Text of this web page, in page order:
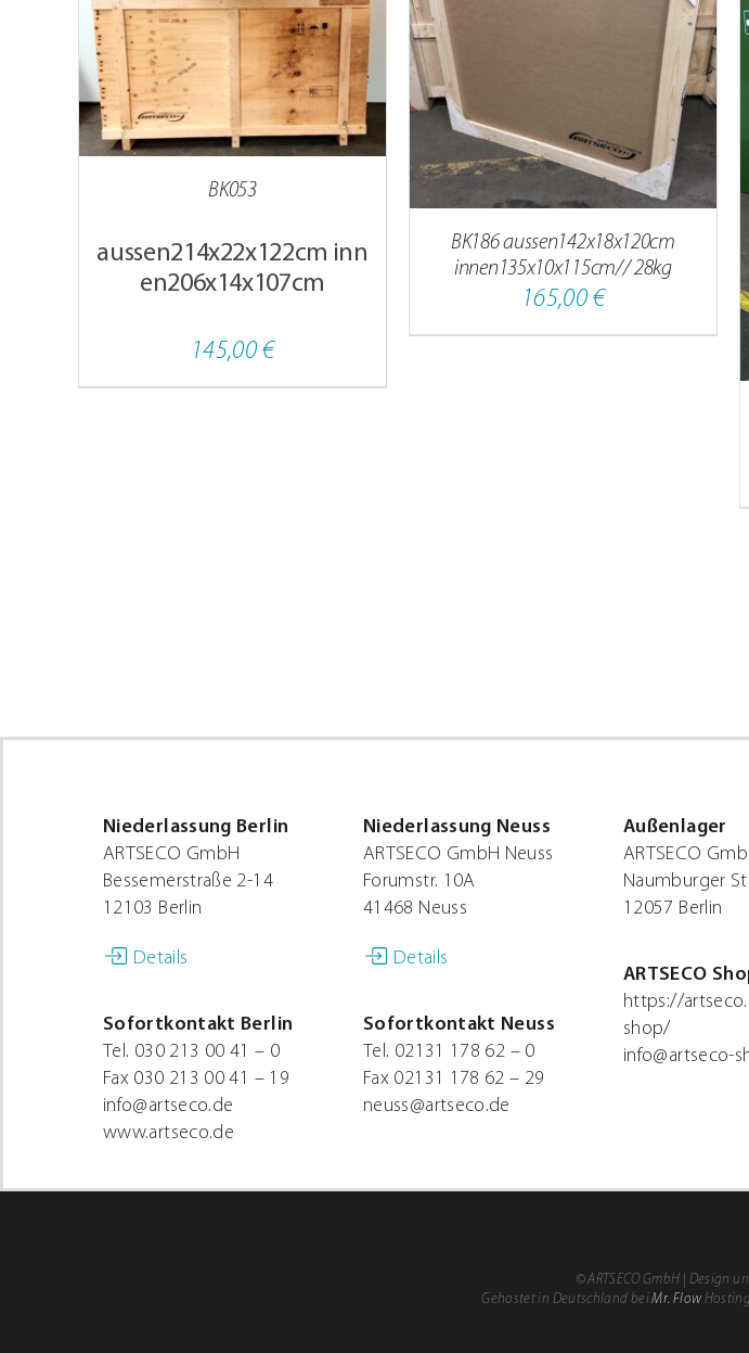
BK053
aussen214x22x122cm inn
en206x14x107cm
145,00 €
IN DEN WARENKORB / DETAILS
BK186 aussen142x18x120cm
innen135x10x115cm// 28kg
165,00 €
IN DEN WARENKORB / DETAILS
Niederlassung Berlin
ARTSECO GmbH
Bessemerstraße 2-14
12103 Berlin
Details
Sofortkontakt Berlin
Tel. 030 213 00 41 – 0
Fax 030 213 00 41 – 19
info@artseco.de
www.artseco.de
Niederlassung Neuss
ARTSECO GmbH Neuss
Forumstr. 10A
41468 Neuss
Details
Sofortkontakt Neuss
Tel. 02131 178 62 – 0
Fax 02131 178 62 – 29
neuss@artseco.de
Außenlager
ARTSECO
Naumburger
12057 Berlin
ARTSECO
https://
shop/
info@artseco-
© ARTSECO GmbH | Design
Gehostet in Deutschland beiMr. Flow